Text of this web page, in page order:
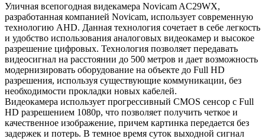
Уличная всепогодная видекамера Novicam AC29WX,
разработанная компанией Novicam, использует современную
технологию AHD. Данная технология сочетает в себе легкость
и удобство использования аналоговых видеокамер и высокое
разрешение цифровых. Технология позволяет передавать
видеосигнал на расстоянии до 500 метров и дает возможность
модернизировать оборудование на объекте до Full HD
разрешения, используя существующие коммуникации, без
необходимости прокладки новых кабелей.
Видеокамера использует прогрессивный CMOS сенсор с Full
HD разрешением 1080p, что позволяет получить четкое и
качественное изображение, причем картинка передается без
задержек и потерь. В темное время суток выходной сигнал